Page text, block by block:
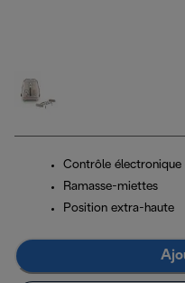
Contrôle électronique
Ramasse-miettes
Position extra-haute